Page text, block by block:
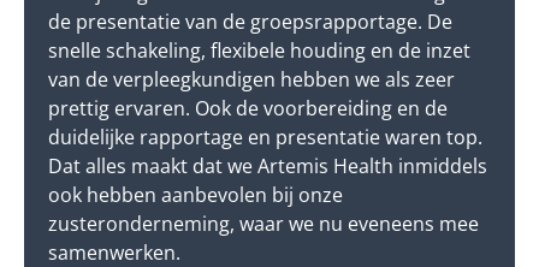
de presentatie van de groepsrapportage. De
snelle schakeling, flexibele houding en de inzet
van de verpleegkundigen hebben we als zeer
prettig ervaren. Ook de voorbereiding en de
duidelijke rapportage en presentatie waren top.
Dat alles maakt dat we Artemis Health inmiddels
ook hebben aanbevolen bij onze
zusteronderneming, waar we nu eveneens mee
samenwerken.